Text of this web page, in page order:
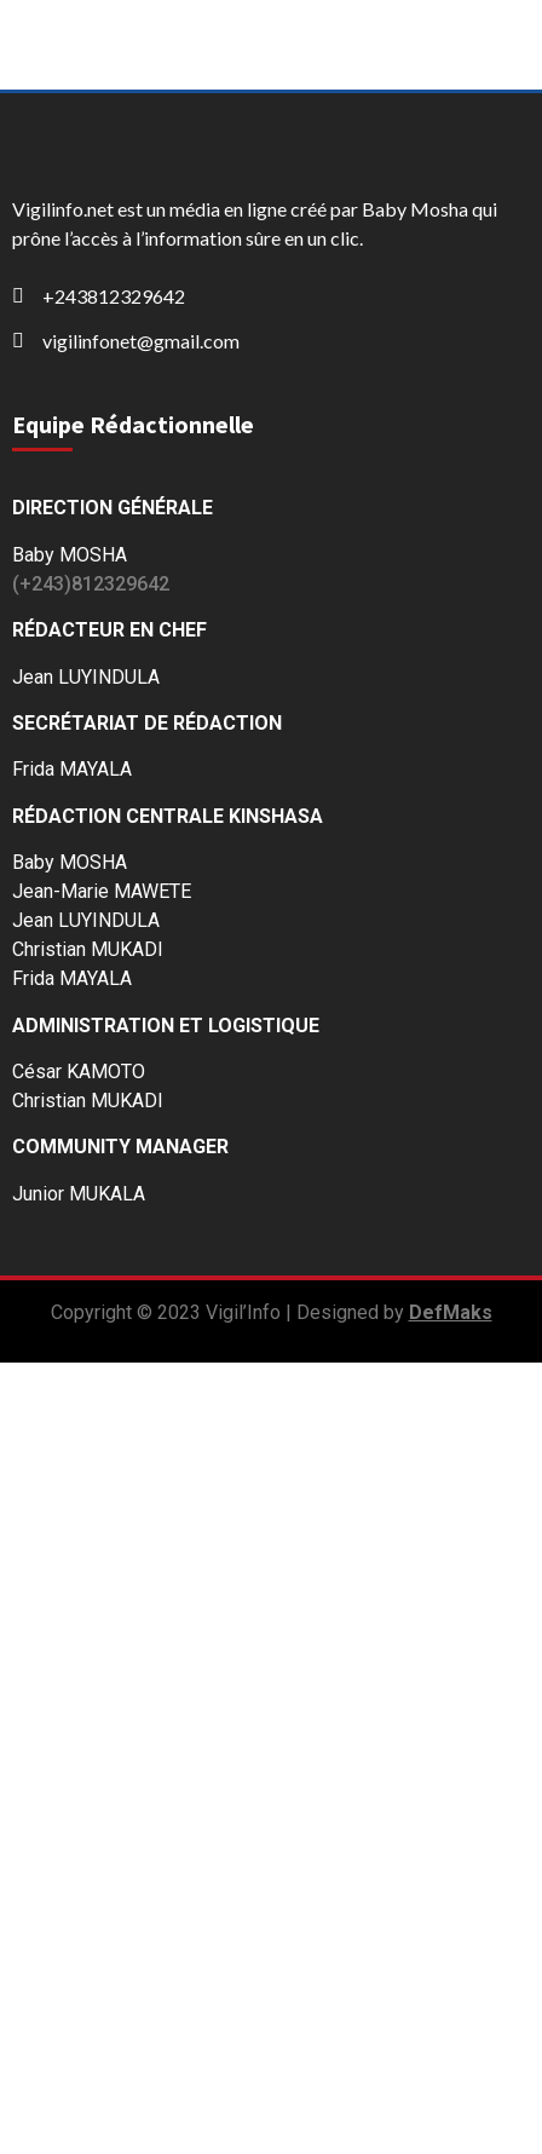
Vigilinfo.net est un média en ligne créé par Baby Mosha qui
prône l’accès à l’information sûre en un clic.
+243812329642
vigilinfonet@gmail.com
Equipe Rédactionnelle
DIRECTION GÉNÉRALE
Baby MOSHA
(+243)812329642
RÉDACTEUR EN CHEF
Jean LUYINDULA
SECRÉTARIAT DE RÉDACTION
Frida MAYALA
RÉDACTION CENTRALE KINSHASA
Baby MOSHA
Jean-Marie MAWETE
Jean LUYINDULA
Christian MUKADI
Frida MAYALA
ADMINISTRATION ET LOGISTIQUE
César KAMOTO
Christian MUKADI
COMMUNITY MANAGER
Junior MUKALA
Copyright © 2023 Vigil’Info | Designed by DefMaks